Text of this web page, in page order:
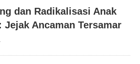
dan Radikalisasi Anak
Jejak Ancaman Tersamar